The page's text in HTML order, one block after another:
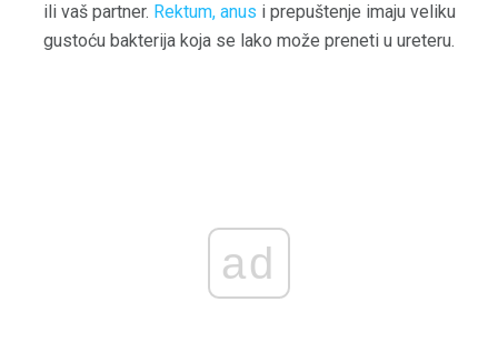
ili vaš partner. Rektum, anus i prepuštenje imaju veliku
gustoću bakterija koja se lako može preneti u ureteru.
ad